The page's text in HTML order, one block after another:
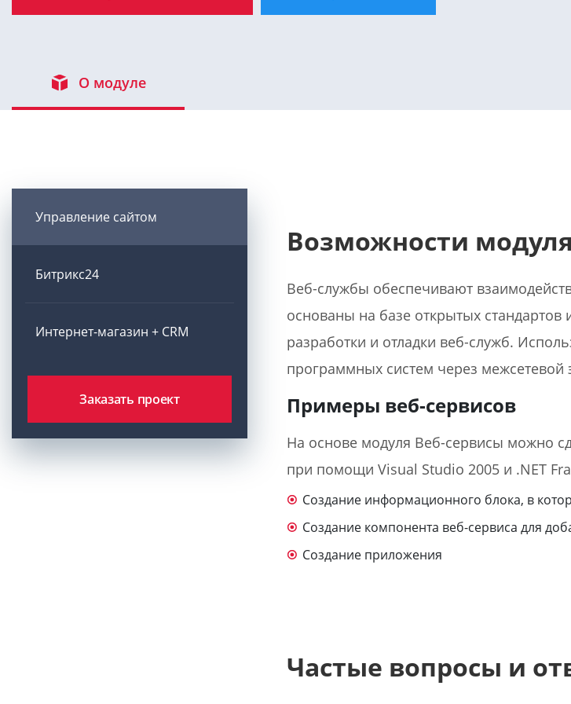
О модуле
Управление сайтом
Битрикс24
Интернет-магазин + CRM
Заказать проект
Возможности модуля
Веб-службы обеспечивают
основаны на базе открытых стандартов
разработки и отладки веб-служб.
программных систем через межсетевой
Примеры веб-сервисов
На основе модуля Веб-сервисы можно
при помощи Visual Studio 2005 и .NET
Создание информационного блока, в
Создание компонента веб-сервиса для
Создание приложения
Частые вопросы и